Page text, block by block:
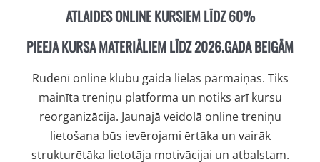
ATLAIDES ONLINE KURSIEM LĪDZ 60%
PIEEJA KURSA MATERIĀLIEM LĪDZ 2026.GADA BEIGĀM
Rudenī online klubu gaida lielas pārmaiņas. Tiks
mainīta treniņu platforma un notiks arī kursu
reorganizācija. Jaunajā veidolā online treniņu
lietošana būs ievērojami ērtāka un vairāk
strukturētāka lietotāja motivācijai un atbalstam.